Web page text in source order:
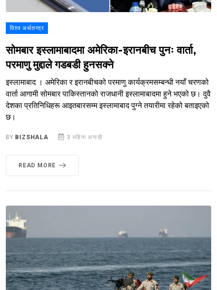
विश्व अर्थतन्त्र
सोमबार इस्लामाबादमा अमेरिका-इरानबीच पुनः वार्ता,
परमाणु मुद्दाले गडबडी हुनसक्ने
इस्लामाबाद । अमेरिका र इरानबीचको परमाणु कार्यक्रमसम्बन्धी नयाँ चरणको
वार्ता आगामी सोमबार पाकिस्तानको राजधानी इस्लामाबादमा हुने भएको छ। दुवै
देशका प्रतिनिधिहरू आइतबारसम्म इस्लामाबाद पुग्ने तयारीमा रहेको बताइएको
छ।
BY BIZSHALA 3 महिना अगाडी
READ MORE